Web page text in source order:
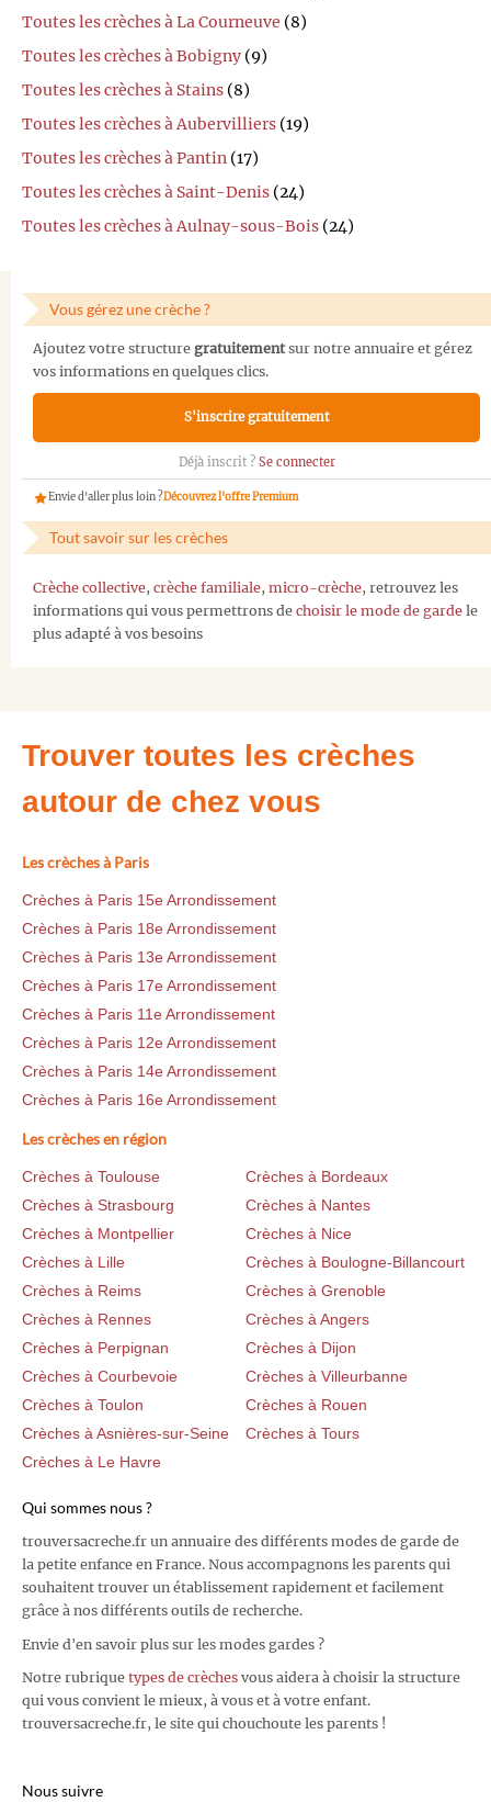
Toutes les crèches à La Courneuve (8)
Toutes les crèches à Bobigny (9)
Toutes les crèches à Stains (8)
Toutes les crèches à Aubervilliers (19)
Toutes les crèches à Pantin (17)
Toutes les crèches à Saint-Denis (24)
Toutes les crèches à Aulnay-sous-Bois (24)
Vous gérez une crèche ?
Ajoutez votre structure gratuitementsur notre annuaire et gérez
vos informations en quelques clics.
S'inscrire gratuitement
Déjà inscrit ? Se connecter
Envie d'aller plus loin ?Découvrez l'offre Premium
Tout savoir sur les crèches
Crèche collective, crèche familiale, micro-crèche, retrouvez les
informations qui vous permettrons de choisir le mode de garde le
plus adapté à vos besoins
Trouver toutes les crèches
autour de chez vous
Les crèches à Paris
Crèches à Paris 15e Arrondissement
Crèches à Paris 18e Arrondissement
Crèches à Paris 13e Arrondissement
Crèches à Paris 17e Arrondissement
Crèches à Paris 11e Arrondissement
Crèches à Paris 12e Arrondissement
Crèches à Paris 14e Arrondissement
Crèches à Paris 16e Arrondissement
Les crèches en région
Crèches à Toulouse
Crèches à Bordeaux
Crèches à Strasbourg
Crèches à Nantes
Crèches à Montpellier
Crèches à Nice
Crèches à Lille
Crèches à Boulogne-Billancourt
Crèches à Reims
Crèches à Grenoble
Crèches à Rennes
Crèches à Angers
Crèches à Perpignan
Crèches à Dijon
Crèches à Courbevoie
Crèches à Villeurbanne
Crèches à Toulon
Crèches à Rouen
Crèches à Asnières-sur-Seine
Crèches à Tours
Crèches à Le Havre
Qui sommes nous ?
trouversacreche.fr un annuaire des différents modes de garde de
la petite enfance en France. Nous accompagnons les parents qui
souhaitent trouver un établissement rapidement et facilement
grâce à nos différents outils de recherche.
Envie d'en savoir plus sur les modes gardes ?
Notre rubrique types de crèches vous aidera à choisir la structure
qui vous convient le mieux, à vous et à votre enfant.
trouversacreche.fr, le site qui chouchoute les parents !
Nous suivre